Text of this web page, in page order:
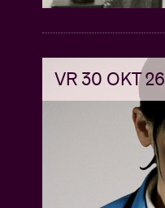
VR 30 OKT 26